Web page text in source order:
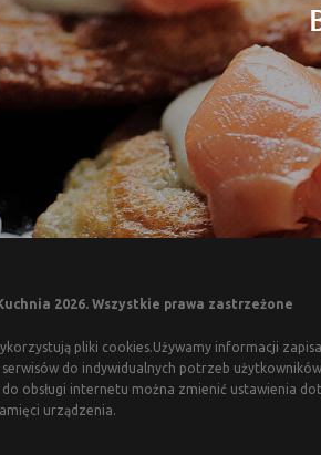
2026. Wszystkie prawa zastrzeżone
pliki cookies.Używamy informacji
do indywidualnych potrzeb
do obsługi internetu można zmienić ustawienia
urządzenia.